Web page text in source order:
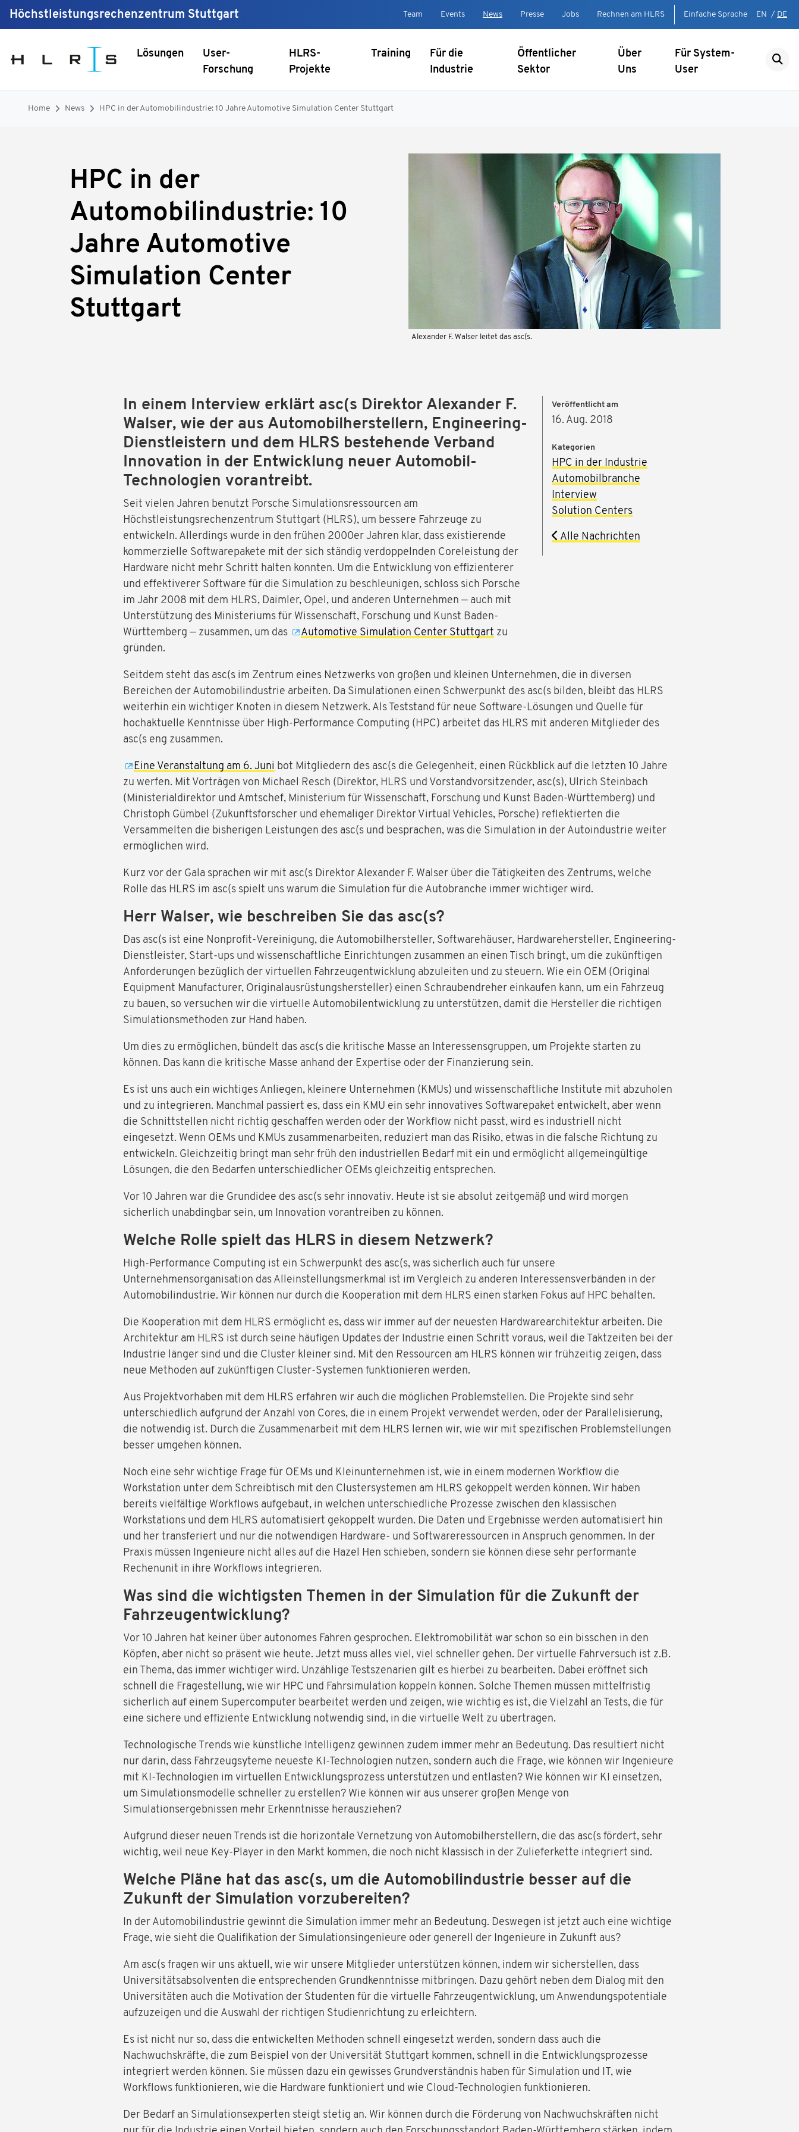
Höchstleistungsrechenzentrum Stuttgart Team Events News Presse Jobs Rechnen am HLRS Einfache Sprache EN / DE
Lösungen
User-
Forschung
HLRS-
Projekte
Training
Für die
Industrie
Öffentlicher
Sektor
Über
Uns
Für System-
User
Home News HPC in der Automobilindustrie: 10 Jahre Automotive Simulation Center Stuttgart
HPC in der
Automobilindustrie: 10
Jahre Automotive
Simulation Center
Stuttgart
Alexander F. Walser leitet das asc(s.
In einem Interview erklärt asc(s Direktor Alexander F.
Walser, wie der aus Automobilherstellern, Engineering-
Dienstleistern und dem HLRS bestehende Verband
Innovation in der Entwicklung neuer Automobil-
Technologien vorantreibt.
Seit vielen Jahren benutzt Porsche Simulationsressourcen am
Höchstleistungsrechenzentrum Stuttgart (HLRS), um bessere Fahrzeuge zu
entwickeln. Allerdings wurde in den frühen 2000er Jahren klar, dass existierende
kommerzielle Softwarepakete mit der sich ständig verdoppelnden Coreleistung der
Hardware nicht mehr Schritt halten konnten. Um die Entwicklung von effizienterer
und effektiverer Software für die Simulation zu beschleunigen, schloss sich Porsche
im Jahr 2008 mit dem HLRS, Daimler, Opel, und anderen Unternehmen — auch mit
Unterstützung des Ministeriums für Wissenschaft, Forschung und Kunst Baden-
Württemberg — zusammen, um das
Automotive Simulation Center Stuttgart zu
gründen.
Veröffentlicht am
16. Aug. 2018
Kategorien
HPC in der Industrie
Automobilbranche
Interview
Solution Centers
Alle Nachrichten
Seitdem steht das asc(s im Zentrum eines Netzwerks von großen und kleinen Unternehmen, die in diversen
Bereichen der Automobilindustrie arbeiten. Da Simulationen einen Schwerpunkt des asc(s bilden, bleibt das HLRS
weiterhin ein wichtiger Knoten in diesem Netzwerk. Als Teststand für neue Software-Lösungen und Quelle für
hochaktuelle Kenntnisse über High-Performance Computing (HPC) arbeitet das HLRS mit anderen Mitglieder des
asc(s eng zusammen.
Eine Veranstaltung am 6. Juni bot Mitgliedern des asc(s die Gelegenheit, einen Rückblick auf die letzten 10 Jahre
zu werfen. Mit Vorträgen von Michael Resch (Direktor, HLRS und Vorstandvorsitzender, asc(s), Ulrich Steinbach
(Ministerialdirektor und Amtschef, Ministerium für Wissenschaft, Forschung und Kunst Baden-Württemberg) und
Christoph Gümbel (Zukunftsforscher und ehemaliger Direktor Virtual Vehicles, Porsche) reflektierten die
Versammelten die bisherigen Leistungen des asc(s und besprachen, was die Simulation in der Autoindustrie weiter
ermöglichen wird.
Kurz vor der Gala sprachen wir mit asc(s Direktor Alexander F. Walser über die Tätigkeiten des Zentrums, welche
Rolle das HLRS im asc(s spielt uns warum die Simulation für die Autobranche immer wichtiger wird.
Herr Walser, wie beschreiben Sie das asc(s?
Das asc(s ist eine Nonprofit-Vereinigung, die Automobilhersteller, Softwarehäuser, Hardwarehersteller, Engineering-
Dienstleister, Start-ups und wissenschaftliche Einrichtungen zusammen an einen Tisch bringt, um die zukünftigen
Anforderungen bezüglich der virtuellen Fahrzeugentwicklung abzuleiten und zu steuern. Wie ein OEM (Original
Equipment Manufacturer, Originalausrüstungshersteller) einen Schraubendreher einkaufen kann, um ein Fahrzeug
zu bauen, so versuchen wir die virtuelle Automobilentwicklung zu unterstützen, damit die Hersteller die richtigen
Simulationsmethoden zur Hand haben.
Um dies zu ermöglichen, bündelt das asc(s die kritische Masse an Interessensgruppen, um Projekte starten zu
können. Das kann die kritische Masse anhand der Expertise oder der Finanzierung sein.
Es ist uns auch ein wichtiges Anliegen, kleinere Unternehmen (KMUs) und wissenschaftliche Institute mit abzuholen
und zu integrieren. Manchmal passiert es, dass ein KMU ein sehr innovatives Softwarepaket entwickelt, aber wenn
die Schnittstellen nicht richtig geschaffen werden oder der Workflow nicht passt, wird es industriell nicht
eingesetzt. Wenn OEMs und KMUs zusammenarbeiten, reduziert man das Risiko, etwas in die falsche Richtung zu
entwickeln. Gleichzeitig bringt man sehr früh den industriellen Bedarf mit ein und ermöglicht allgemeingültige
Lösungen, die den Bedarfen unterschiedlicher OEMs gleichzeitig entsprechen.
Vor 10 Jahren war die Grundidee des asc(s sehr innovativ. Heute ist sie absolut zeitgemäß und wird morgen
sicherlich unabdingbar sein, um Innovation vorantreiben zu können.
Welche Rolle spielt das HLRS in diesem Netzwerk?
High-Performance Computing ist ein Schwerpunkt des asc(s, was sicherlich auch für unsere
Unternehmensorganisation das Alleinstellungsmerkmal ist im Vergleich zu anderen Interessensverbänden in der
Automobilindustrie. Wir können nur durch die Kooperation mit dem HLRS einen starken Fokus auf HPC behalten.
Die Kooperation mit dem HLRS ermöglicht es, dass wir immer auf der neuesten Hardwarearchitektur arbeiten. Die
Architektur am HLRS ist durch seine häufigen Updates der Industrie einen Schritt voraus, weil die Taktzeiten bei der
Industrie länger sind und die Cluster kleiner sind. Mit den Ressourcen am HLRS können wir frühzeitig zeigen, dass
neue Methoden auf zukünftigen Cluster-Systemen funktionieren werden.
Aus Projektvorhaben mit dem HLRS erfahren wir auch die möglichen Problemstellen. Die Projekte sind sehr
unterschiedlich aufgrund der Anzahl von Cores, die in einem Projekt verwendet werden, oder der Parallelisierung,
die notwendig ist. Durch die Zusammenarbeit mit dem HLRS lernen wir, wie wir mit spezifischen Problemstellungen
besser umgehen können.
Noch eine sehr wichtige Frage für OEMs und Kleinunternehmen ist, wie in einem modernen Workflow die
Workstation unter dem Schreibtisch mit den Clustersystemen am HLRS gekoppelt werden können. Wir haben
bereits vielfältige Workflows aufgebaut, in welchen unterschiedliche Prozesse zwischen den klassischen
Workstations und dem HLRS automatisiert gekoppelt wurden. Die Daten und Ergebnisse werden automatisiert hin
und her transferiert und nur die notwendigen Hardware- und Softwareressourcen in Anspruch genommen. In der
Praxis müssen Ingenieure nicht alles auf die Hazel Hen schieben, sondern sie können diese sehr performante
Rechenunit in ihre Workflows integrieren.
Was sind die wichtigsten Themen in der Simulation für die Zukunft der
Fahrzeugentwicklung?
Vor 10 Jahren hat keiner über autonomes Fahren gesprochen. Elektromobilität war schon so ein bisschen in den
Köpfen, aber nicht so präsent wie heute. Jetzt muss alles viel, viel schneller gehen. Der virtuelle Fahrversuch ist z.B.
ein Thema, das immer wichtiger wird. Unzählige Testszenarien gilt es hierbei zu bearbeiten. Dabei eröffnet sich
schnell die Fragestellung, wie wir HPC und Fahrsimulation koppeln können. Solche Themen müssen mittelfristig
sicherlich auf einem Supercomputer bearbeitet werden und zeigen, wie wichtig es ist, die Vielzahl an Tests, die für
eine sichere und effiziente Entwicklung notwendig sind, in die virtuelle Welt zu übertragen.
Technologische Trends wie künstliche Intelligenz gewinnen zudem immer mehr an Bedeutung. Das resultiert nicht
nur darin, dass Fahrzeugsyteme neueste KI-Technologien nutzen, sondern auch die Frage, wie können wir Ingenieure
mit KI-Technologien im virtuellen Entwicklungsprozess unterstützen und entlasten? Wie können wir KI einsetzen,
um Simulationsmodelle schneller zu erstellen? Wie können wir aus unserer großen Menge von
Simulationsergebnissen mehr Erkenntnisse herausziehen?
Aufgrund dieser neuen Trends ist die horizontale Vernetzung von Automobilherstellern, die das asc(s fördert, sehr
wichtig, weil neue Key-Player in den Markt kommen, die noch nicht klassisch in der Zulieferkette integriert sind.
Welche Pläne hat das asc(s, um die Automobilindustrie besser auf die
Zukunft der Simulation vorzubereiten?
In der Automobilindustrie gewinnt die Simulation immer mehr an Bedeutung. Deswegen ist jetzt auch eine wichtige
Frage, wie sieht die Qualifikation der Simulationsingenieure oder generell der Ingenieure in Zukunft aus?
Am asc(s fragen wir uns aktuell, wie wir unsere Mitglieder unterstützen können, indem wir sicherstellen, dass
Universitätsabsolventen die entsprechenden Grundkenntnisse mitbringen. Dazu gehört neben dem Dialog mit den
Universitäten auch die Motivation der Studenten für die virtuelle Fahrzeugentwicklung, um Anwendungspotentiale
aufzuzeigen und die Auswahl der richtigen Studienrichtung zu erleichtern.
Es ist nicht nur so, dass die entwickelten Methoden schnell eingesetzt werden, sondern dass auch die
Nachwuchskräfte, die zum Beispiel von der Universität Stuttgart kommen, schnell in die Entwicklungsprozesse
integriert werden können. Sie müssen dazu ein gewisses Grundverständnis haben für Simulation und IT, wie
Workflows funktionieren, wie die Hardware funktioniert und wie Cloud-Technologien funktionieren.
Der Bedarf an Simulationsexperten steigt stetig an. Wir können durch die Förderung von Nachwuchskräften nicht